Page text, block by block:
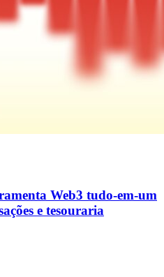
Web3 tudo-em-um
e tesouraria